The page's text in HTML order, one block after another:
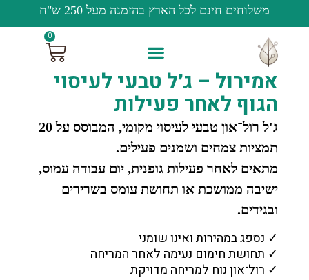
משלוחים חינם לכל הארץ בהזמנה מעל 250 ש"ח
0
אמירול – ג׳ל טבעי לעיסוי
הגוף לאחר פעילות
ג'ל רול־און טבעי לעיסוי מקומי, המבוסס על 20
תמציות צמחים ושמנים פעילים.
מתאים לאחר פעילות גופנית, יום עבודה עמוס,
ישיבה ממושכת או תחושת עומס בשרירים
ובגידים.
✓ נספג במהירות ואינו שומני
✓ תחושת חימום נעימה לאחר המריחה
✓ רול־און נוח למריחה מדויקת